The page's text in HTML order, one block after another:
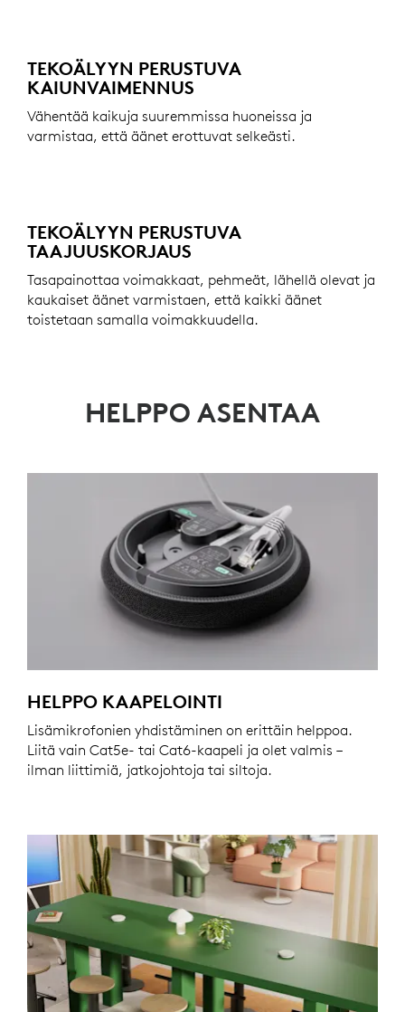
TEKOÄLYYN PERUSTUVA
KAIUNVAIMENNUS
Vähentää kaikuja suuremmissa huoneissa ja
varmistaa, että äänet erottuvat selkeästi.
TEKOÄLYYN PERUSTUVA
TAAJUUSKORJAUS
Tasapainottaa voimakkaat, pehmeät, lähellä olevat ja
kaukaiset äänet varmistaen, että kaikki äänet
toistetaan samalla voimakkuudella.
HELPPO ASENTAA
HELPPO KAAPELOINTI
Lisämikrofonien yhdistäminen on erittäin helppoa.
Liitä vain Cat5e- tai Cat6-kaapeli ja olet valmis –
ilman liittimiä, jatkojohtoja tai siltoja.